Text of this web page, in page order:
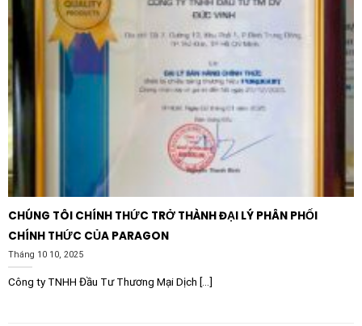
CHÚNG TÔI CHÍNH THỨC TRỞ THÀNH ĐẠI LÝ PHÂN PHỐI
CHÍNH THỨC CỦA PARAGON
Tháng 10 10, 2025
Công ty TNHH Đầu Tư Thương Mại Dịch [...]